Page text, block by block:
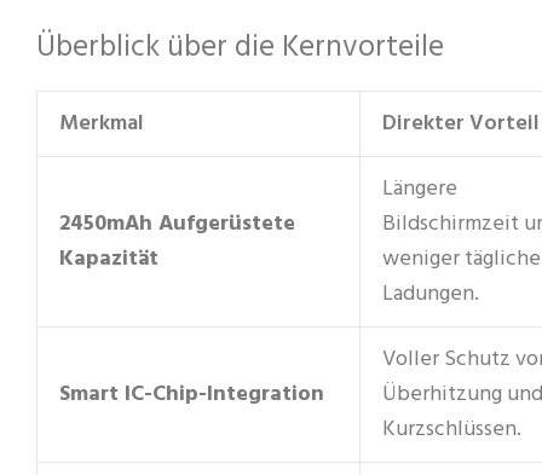
Überblick über die Kernvorteile
Merkmal Direkter Vorteil
2450mAh Aufgerüstete
Kapazität
Längere
Bildschirmzeit
weniger tägliche
Ladungen.
Smart IC-Chip-Integration
Voller Schutz
Überhitzung und
Kurzschlüssen.